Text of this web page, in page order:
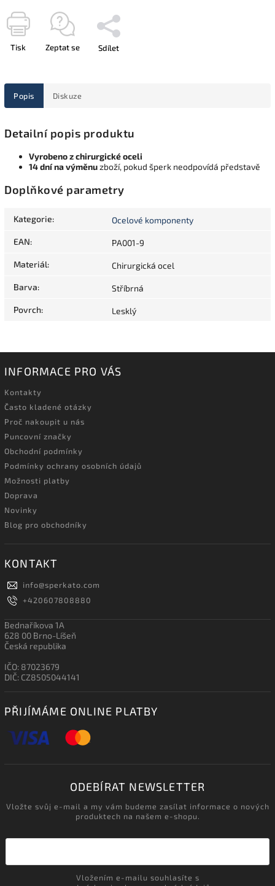
Tisk Zeptat se Sdílet
Popis Diskuze
Detailní popis produktu
Vyrobeno z chirurgické oceli
14 dní na výměnuzboží, pokud šperk neodpovídá představě
Doplňkové parametry
Kategorie: Ocelové komponenty
EAN: PA001-9
Materiál: Chirurgická ocel
Barva: Stříbrná
Povrch: Lesklý
INFORMACE PRO VÁS
Kontakty
Často kladené otázky
Proč nakoupit u nás
Puncovní značky
Obchodní podmínky
Podmínky ochrany osobních údajů
Možnosti platby
Doprava
Novinky
Blog pro obchodníky
KONTAKT
info@sperkato.com
+420607808880
Bednaříkova 1A
628 00 Brno-Líšeň
Česká republika
IČO: 87023679
DIČ: CZ8505044141
PŘIJÍMÁME ONLINE PLATBY
ODEBÍRAT NEWSLETTER
Vložte svůj e-mail a my vám budeme zasílat informace o nových
produktech na našem e-shopu.